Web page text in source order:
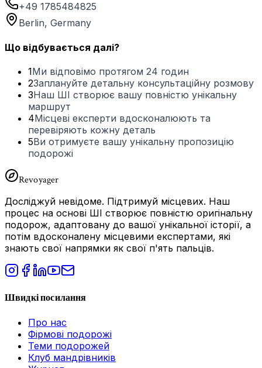
+49 1785484825
Berlin, Germany
Що відбувається далі?
1Ми відповімо протягом 24 годин
2Заплануйте детальну консультаційну розмову
3Наш ШІ створює вашу повністю унікальну
маршрут
4Місцеві експерти вдосконалюють та
перевіряють кожну деталь
5Ви отримуєте вашу унікальну пропозицію
подорожі
Revoyager
Досліджуй невідоме. Підтримуй місцевих. Наш
процес на основі ШІ створює повністю оригінальну
подорож, адаптовану до вашої унікальної історії, а
потім вдосконалену місцевими експертами, які
знають свої напрямки як свої п'ять пальців.
Швидкі посилання
Про нас
Фірмові подорожі
Теми подорожей
Клуб мандрівників